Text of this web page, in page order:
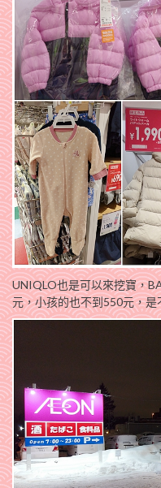
UNIQLO也是可以來挖寶，
元，小孩的也不到550元，